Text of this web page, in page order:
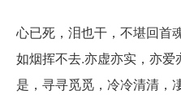
心已死，泪也干，不堪回首
如烟挥不去.亦虚亦实，亦
是，寻寻觅觅，冷冷清清，